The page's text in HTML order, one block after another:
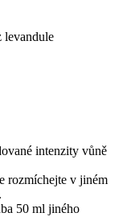
levandule
intenzity vůně
rozmíchejte v jiném
50 ml jiného